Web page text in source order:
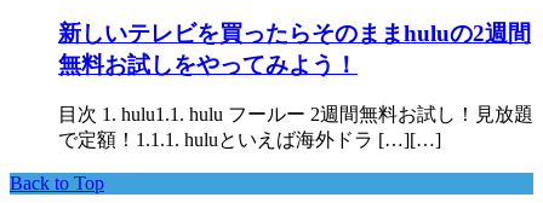
新しいテレビを買ったらそのままhuluの2週間
無料お試しをやってみよう！
目次 1. hulu1.1. hulu フールー 2週間無料お試し！見放題
で定額！1.1.1. huluといえば海外ドラ […][…]
Back to Top